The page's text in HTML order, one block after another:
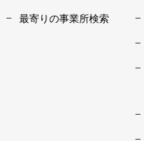
最寄りの事業所検索